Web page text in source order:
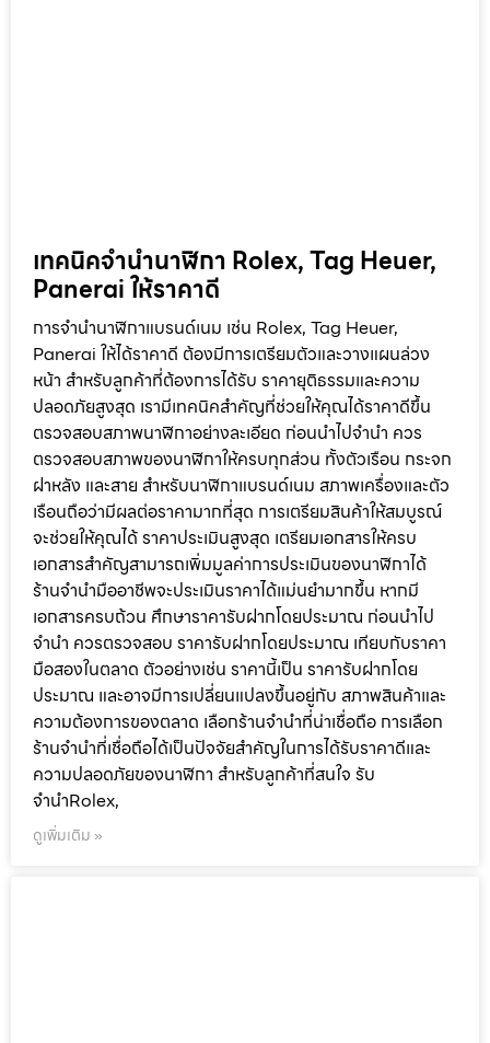
เทคนิคจำนำนาฬิกา Rolex, Tag Heuer,
Panerai ให้ราคาดี
การจำนำนาฬิกาแบรนด์เนม เช่น Rolex, Tag Heuer,
Panerai ให้ได้ราคาดี ต้องมีการเตรียมตัวและวางแผนล่วง
หน้า สำหรับลูกค้าที่ต้องการได้รับ ราคายุติธรรมและความ
ปลอดภัยสูงสุด เรามีเทคนิคสำคัญที่ช่วยให้คุณได้ราคาดีขึ้น
ตรวจสอบสภาพนาฬิกาอย่างละเอียด ก่อนนำไปจำนำ ควร
ตรวจสอบสภาพของนาฬิกาให้ครบทุกส่วน ทั้งตัวเรือน กระจก
ฝาหลัง และสาย สำหรับนาฬิกาแบรนด์เนม สภาพเครื่องและตัว
เรือนถือว่ามีผลต่อราคามากที่สุด การเตรียมสินค้าให้สมบูรณ์
จะช่วยให้คุณได้ ราคาประเมินสูงสุด เตรียมเอกสารให้ครบ
เอกสารสำคัญสามารถเพิ่มมูลค่าการประเมินของนาฬิกาได้
ร้านจำนำมืออาชีพจะประเมินราคาได้แม่นยำมากขึ้น หากมี
เอกสารครบถ้วน ศึกษาราคารับฝากโดยประมาณ ก่อนนำไป
จำนำ ควรตรวจสอบ ราคารับฝากโดยประมาณ เทียบกับราคา
มือสองในตลาด ตัวอย่างเช่น ราคานี้เป็น ราคารับฝากโดย